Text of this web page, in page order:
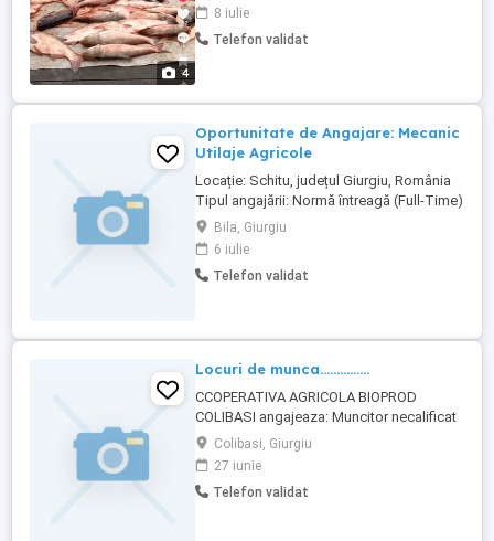
4
8 iulie
Telefon validat
Oportunitate de Angajare: Mecanic
Utilaje Agricole
Locație: Schitu, județul Giurgiu, România
Tipul angajării: Normă întreagă (Full-Time)
Despre noi Agro Pain D or SRL este o
companie agricolă modernă care
exploatează peste 3.000 de hectare de
teren arabil în România și are în plan
Bila, Giurgiu
6 iulie
Telefon validat
Locuri de munca...............
CCOPERATIVA AGRICOLA BIOPROD
COLIBASI angajeaza: Muncitor necalificat
in agricultura (5 posturi) Se ofera salariu
atractiv, cazare. Pentru relatii suplimentare,
va rugam sa ne contactati la numarul de
telefon
Colibasi, Giurgiu
27 iunie
Telefon validat